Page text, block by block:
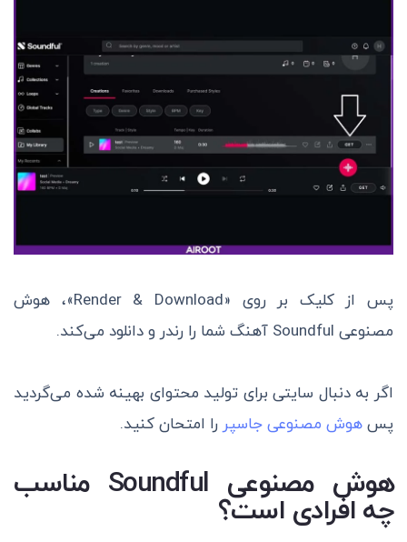
پس از کلیک بر روی «Render & Download»، هوش
مصنوعی Soundful آهنگ شما را رندر و دانلود می‌کند.
اگر به دنبال سایتی برای تولید محتوای بهینه شده می‌گردید
پس هوش مصنوعی جاسپر را امتحان کنید.
هوش مصنوعی Soundful مناسب
چه افرادی است؟